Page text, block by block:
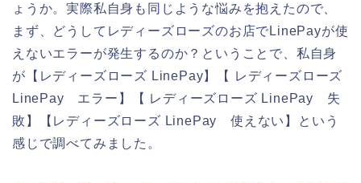
ょうか。実際私自身も同じような悩みを抱えたので、
まず、どうしてレディーズローズのお店でLinePayが使
えないエラーが発生するのか？ということで、私自身
が【レディーズローズ LinePay】【 レディーズローズ
LinePay エラー】【 レディーズローズ LinePay 失
敗】【レディーズローズ LinePay 使えない】という
感じで調べてみました。